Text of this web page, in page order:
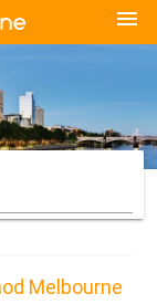
menu
Melbourne